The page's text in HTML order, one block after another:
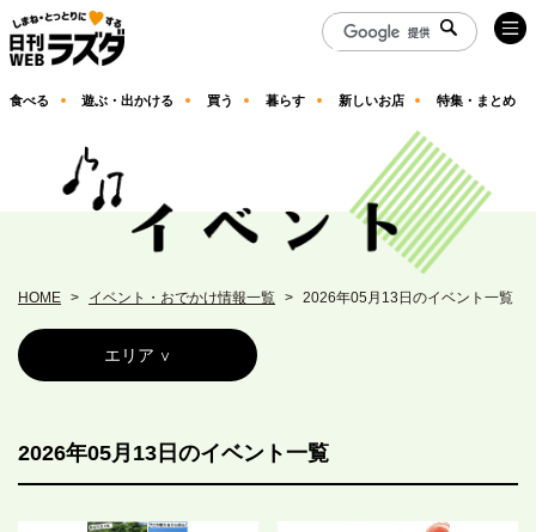
食べる 遊ぶ・出かける 買う 暮らす 新しいお店 特集・まとめ
HOME イベント・おでかけ情報一覧 2026年05月13日のイベント一覧
エリア
2026年05月13日のイベント一覧